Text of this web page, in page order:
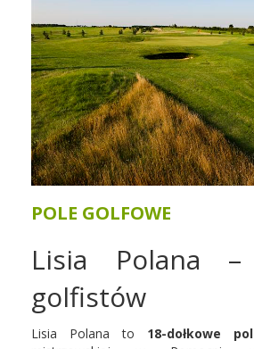
POLE GOLFOWE
Lisia Polana
golfistów
Lisia Polana to 18-dołkowe